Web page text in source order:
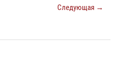
Следующая →